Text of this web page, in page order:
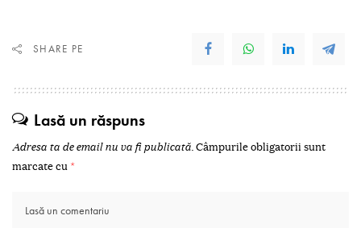
SHARE PE
Lasă un răspuns
Adresa ta de email nu va fi publicată.Câmpurile obligatorii sunt
marcate cu *